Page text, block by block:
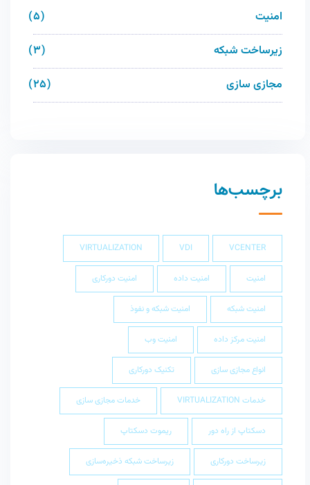
امنیت
5
زیرساخت شبکه
3
مجازی سازی
25
برچسب‌ها
VCENTER
VDI
VIRTUALIZATION
امنیت امنیت داده امنیت دورکاری
امنیت شبکه امنیت شبکه و نفوذ
امنیت مرکز داده امنیت وب
انواع مجازی سازی تکنیک دورکاری
خدمات VIRTUALIZATION خدمات مجازی سازی
دسکتاپ از راه دور ریموت دسکتاپ
زیرساخت دورکاری زیرساخت شبکه ذخیره‌سازی